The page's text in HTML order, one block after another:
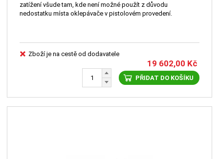
zatížení všude tam, kde není možné použít z důvodu
nedostatku místa oklepávače v pistolovém provedení.
Zboží je na cestě od dodavatele
19 602,00 Kč
PŘIDAT DO KOŠÍKU